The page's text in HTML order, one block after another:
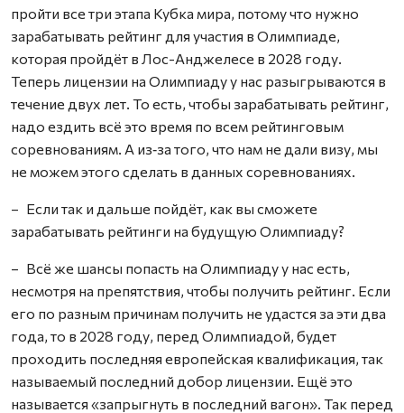
пройти все три этапа Кубка мира, потому что нужно
зарабатывать рейтинг для участия в Олимпиаде,
которая пройдёт в Лос-Анджелесе в 2028 году.
Теперь лицензии на Олимпиаду у нас разыгрываются в
течение двух лет. То есть, чтобы зарабатывать рейтинг,
надо ездить всё это время по всем рейтинговым
соревнованиям. А из‑за того, что нам не дали визу, мы
не можем этого сделать в данных соревнованиях.
– Если так и дальше пойдёт, как вы сможете
зарабатывать рейтинги на будущую Олимпиаду?
– Всё же шансы попасть на Олимпиаду у нас есть,
несмотря на препятствия, чтобы получить рейтинг. Если
его по разным причинам получить не удастся за эти два
года, то в 2028 году, перед Олимпиадой, будет
проходить последняя европейская квалификация, так
называемый последний добор лицензии. Ещё это
называется «запрыгнуть в последний вагон». Так перед